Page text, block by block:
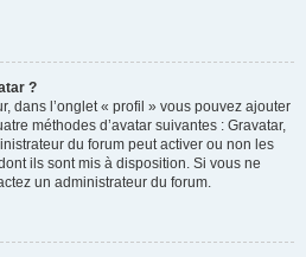
?
dans l’onglet « profil » vous pouvez ajouter
méthodes d’avatar suivantes : Gravatar,
du forum peut activer ou non les
ils sont mis à disposition. Si vous ne
un administrateur du forum.